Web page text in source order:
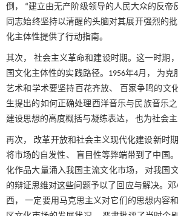
倒， “建立由无产阶级领导的人民大众的反帝
同志始终坚持以清醒的头脑对其展开强烈的
化主体性提供了行动指南。
其次， 社会主义革命和建设时期。这一时期
国文化主体性的实践路径。1956年4月， 为
艺术和学术要坚持百花齐放、 百家争鸣的文
生提出的如何正确处理西洋音乐与民族音乐
建设思想的高度概括与凝练表达， 也为社会
再次， 改革开放和社会主义现代化建设新时
将市场的自发性、 盲目性等弊端带到了中国
化作品大量涌入我国主流文化市场， 对我国
的辩证思维对这些问题予以了回应与解决。
西， 一定要用马克思主义对它们的思想内容